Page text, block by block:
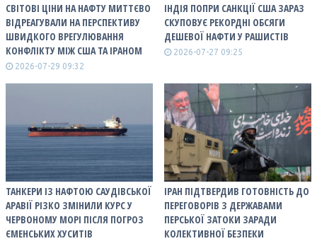
СВІТОВІ ЦІНИ НА НАФТУ МИТТЄВО
ВІДРЕАГУВАЛИ НА ПЕРСПЕКТИВУ
ШВИДКОГО ВРЕГУЛЮВАННЯ
КОНФЛІКТУ МІЖ США ТА ІРАНОМ
2026-07-29 09:32
ІНДІЯ ПОПРИ САНКЦІЇ США ЗАРАЗ
СКУПОВУЄ РЕКОРДНІ ОБСЯГИ
ДЕШЕВОЇ НАФТИ У РАШИСТІВ
2026-07-27 09:25
ТАНКЕРИ ІЗ НАФТОЮ САУДІВСЬКОЇ
АРАВІЇ РІЗКО ЗМІНИЛИ КУРС У
ЧЕРВОНОМУ МОРІ ПІСЛЯ ПОГРОЗ
ЄМЕНСЬКИХ ХУСИТІВ
ІРАН ПІДТВЕРДИВ ГОТОВНІСТЬ ДО
ПЕРЕГОВОРІВ З ДЕРЖАВАМИ
ПЕРСЬКОЇ ЗАТОКИ ЗАРАДИ
КОЛЕКТИВНОЇ БЕЗПЕКИ